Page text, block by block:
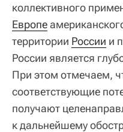
коллективного
Европе
территории России и
России является
При этом отмечаем,
соответствующие
получают
к дальнейшему